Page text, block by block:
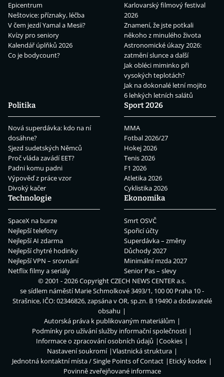
Epicentrum
Neštovice: příznaky, léčba
V čem jezdí Yamal a Mesii?
Kvízy pro seniory
Kalendář úplňků 2026
Co je bodycount?
Karlovarský filmový festival
2026
Znamení, že jste potkali
někoho z minulého života
Astronomické úkazy 2026:
zatmění slunce a další
Jak obléci miminko při
vysokých teplotách?
Jak na dokonalé letní mojito
6 lehkých letních salátů
Politika
Nová superdávka: kdo na ní
dosáhne?
Sjezd sudetských Němců
Proč vláda zavádí EET?
Padni komu padni
Výpověď z práce vzor
Divoký kačer
Sport 2026
MMA
Fotbal 2026/27
Hokej 2026
Tenis 2026
F1 2026
Atletika 2026
Cyklistika 2026
Technologie
SpaceX na burze
Nejlepší telefony
Nejlepší AI zdarma
Nejlepší chytré hodinky
Nejlepší VPN – srovnání
Netflix filmy a seriály
Ekonomika
Smrt OSVČ
Spořicí účty
Superdávka – změny
Důchody 2027
Minimální mzda 2027
Senior Pas – slevy
© 2001 - 2026 CopyrightCZECH NEWS CENTER a.s.
se sídlem náměstí Marie Schmolkové 3493/1, 100 00 Praha 10 -
Strašnice, IČO: 02346826, zapsána v OR, sp.zn. B 19490 a dodavatelé
obsahu
Autorská práva k publikovaným materiálům
Podmínky pro užívání služby informační společnosti
Informace o zpracování osobních údajů
Cookies
Nastavení soukromí
Vlastnická struktura
Jednotná kontaktní místa / Single Points of Contact
Etický kodex
Povinně zveřejňované informace